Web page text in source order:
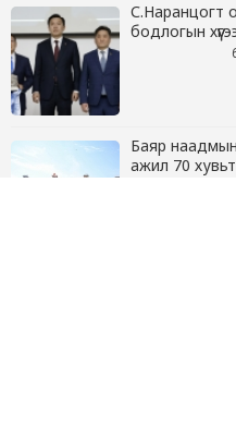
С.Наранцогт
бодлогын
Баяр
ажил 70